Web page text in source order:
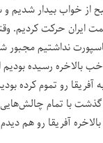
از خواب بیدار شدیم و
ایران حرکت کردیم.
نداشتیم مجبور
بالاخره رسیده
آفریقا رو تموم کرده
با تمام چالش‌هایی
آفریقا رو هم